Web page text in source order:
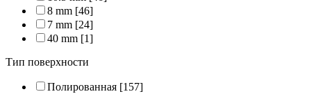
8 mm [46]
7 mm [24]
40 mm [1]
Тип поверхности
Полированная [157]